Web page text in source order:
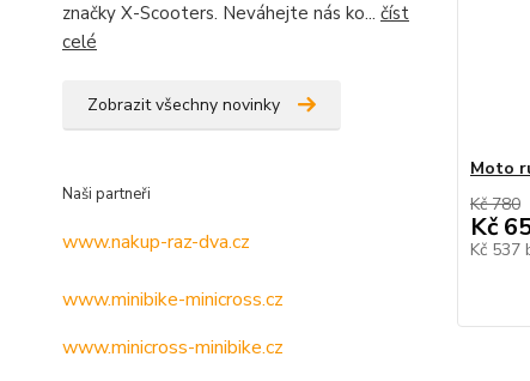
značky X-Scooters. Neváhejte nás ko... číst
celé
Zobrazit všechny novinky
Naši partneři
www.nakup-raz-dva.cz
www.minibike-minicross.cz
www.minicross-minibike.cz
Moto
Kč 780
Kč
Kč 537